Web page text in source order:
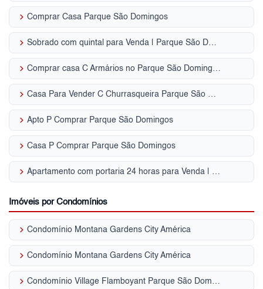
keyboard_arrow_right Comprar Casa Parque São Domingos
keyboard_arrow_right Sobrado com quintal para Venda | Parque São Domingos
keyboard_arrow_right Comprar casa C Armários no Parque São Domingos - SP
keyboard_arrow_right Casa Para Vender C Churrasqueira Parque São Domingos - SP
keyboard_arrow_right Apto P Comprar Parque São Domingos
keyboard_arrow_right Casa P Comprar Parque São Domingos
keyboard_arrow_right Apartamento com portaria 24 horas para Venda | Parque São Domingos
Imóveis por Condomínios
keyboard_arrow_right Condomínio Montana Gardens City América
keyboard_arrow_right Condomínio Montana Gardens City América
keyboard_arrow_right Condomínio Village Flamboyant Parque São Domingos